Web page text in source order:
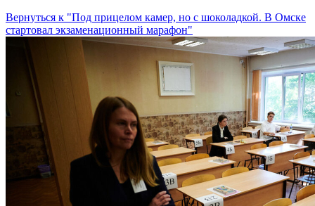
Вернуться к "Под прицелом камер, но с шоколадкой. В Омске
стартовал экзаменационный марафон"